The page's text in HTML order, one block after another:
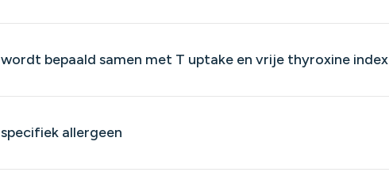
wordt bepaald samen met T uptake en vrije thyroxine index
specifiek allergeen